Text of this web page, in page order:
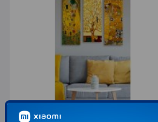
WALLXPERT Dekorativna slika MDF0067